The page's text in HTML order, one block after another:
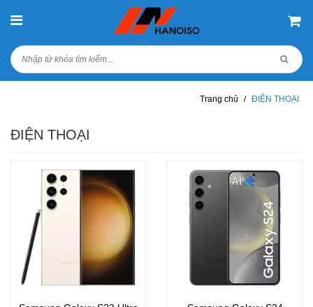
Trang chủ / ĐIỆN THOẠI
ĐIỆN THOẠI